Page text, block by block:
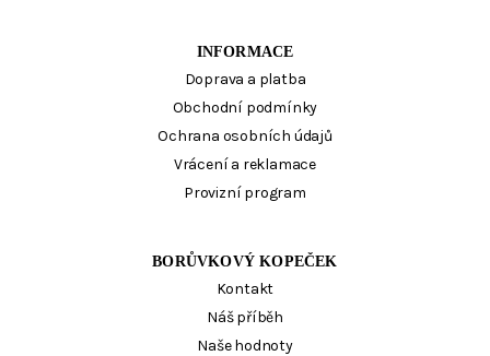
INFORMACE
Doprava a platba
Obchodní podmínky
Ochrana osobních údajů
Vrácení a reklamace
Provizní program
BORŮVKOVÝ KOPEČEK
Kontakt
Náš příběh
Naše hodnoty